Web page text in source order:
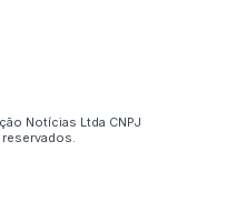
Notícias Ltda CNPJ